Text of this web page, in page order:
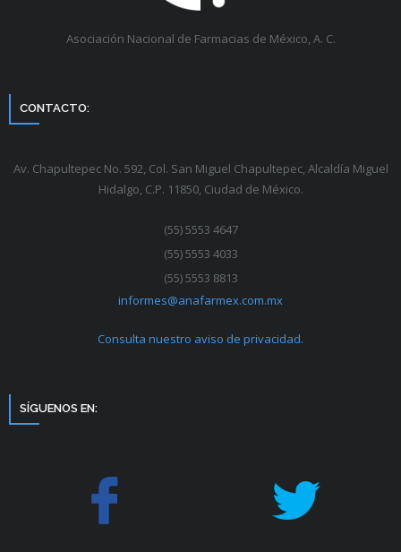
Asociación Nacional de Farmacias de México, A. C.
CONTACTO:
Av. Chapultepec No. 592, Col. San Miguel Chapultepec, Alcaldía Miguel
Hidalgo, C.P. 11850, Ciudad de México.
(55) 5553 4647
(55) 5553 4033
(55) 5553 8813
informes@anafarmex.com.mx
Consulta nuestro aviso de privacidad.
SÍGUENOS EN: